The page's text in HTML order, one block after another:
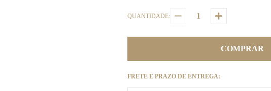
QUANTIDADE:
COMPRAR
FRETE E PRAZO DE ENTREGA: